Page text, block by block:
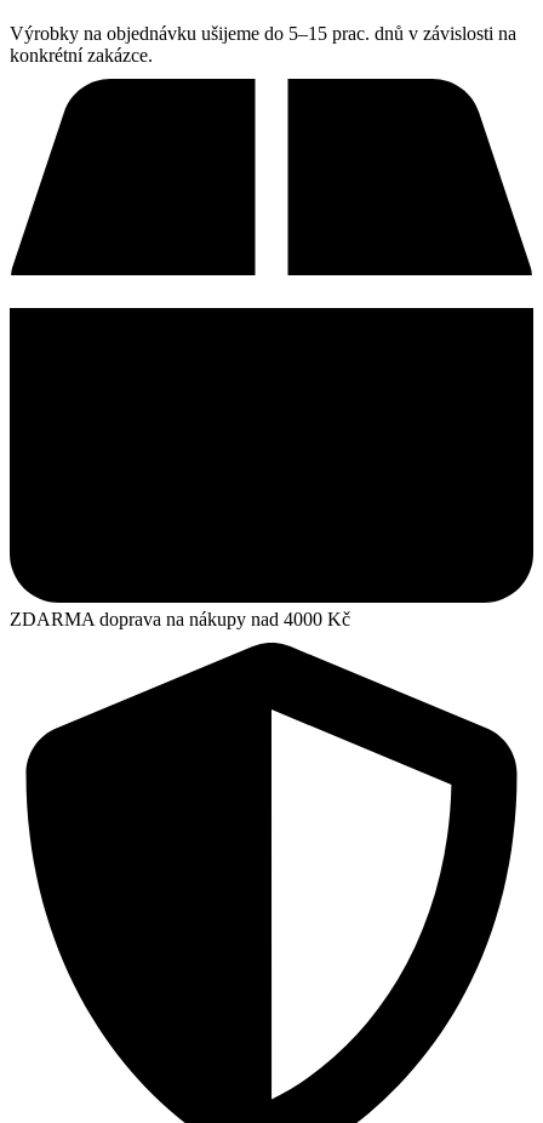
Výrobky na objednávku ušijeme do 5–15 prac. dnů v závislosti na
konkrétní zakázce.
ZDARMA doprava na nákupy nad 4000 Kč